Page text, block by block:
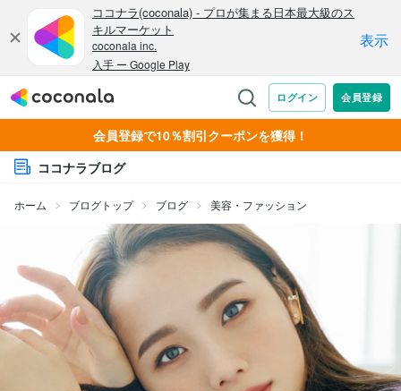
会員登録で10％割引クーポンを獲得！
ココナラブログ
ホーム ブログトップ ブログ 美容・ファッション